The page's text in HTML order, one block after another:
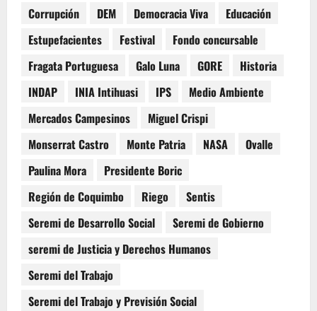
Corrupción
DEM Democracia Viva
Educación
Estupefacientes
Festival
Fondo concursable
Fragata Portuguesa
Galo Luna GORE
Historia
INDAP
INIA Intihuasi IPS
Medio Ambiente
Mercados Campesinos
Miguel Crispi
Monserrat Castro
Monte Patria NASA
Ovalle
Paulina Mora
Presidente Boric
Región de Coquimbo
Riego
Sentis
Seremi de Desarrollo Social
Seremi de Gobierno
seremi de Justicia y Derechos Humanos
Seremi del Trabajo
Seremi del Trabajo y Previsión Social